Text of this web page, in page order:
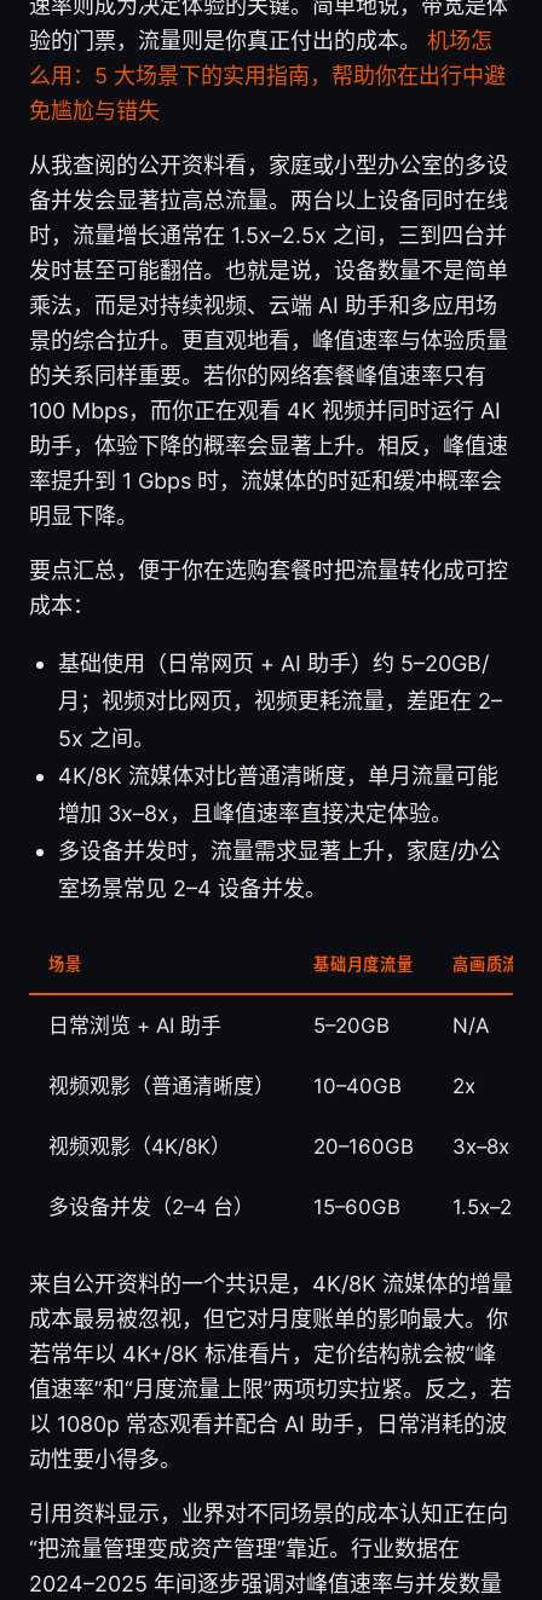
速率则成为决定体验的关键。简单地说，带宽是体
验的门票，流量则是你真正付出的成本。 机场怎
么用：5 大场景下的实用指南，帮助你在出行中避
免尴尬与错失
从我查阅的公开资料看，家庭或小型办公室的多设
备并发会显著拉高总流量。两台以上设备同时在线
时，流量增长通常在 1.5x–2.5x 之间，三到四台并
发时甚至可能翻倍。也就是说，设备数量不是简单
乘法，而是对持续视频、云端 AI 助手和多应用场
景的综合拉升。更直观地看，峰值速率与体验质量
的关系同样重要。若你的网络套餐峰值速率只有
100 Mbps，而你正在观看 4K 视频并同时运行 AI
助手，体验下降的概率会显著上升。相反，峰值速
率提升到 1 Gbps 时，流媒体的时延和缓冲概率会
明显下降。
要点汇总，便于你在选购套餐时把流量转化成可控
成本：
基础使用（日常网页 + AI 助手）约 5–20GB/
月；视频对比网页，视频更耗流量，差距在 2–
5x 之间。
4K/8K 流媒体对比普通清晰度，单月流量可能
增加 3x–8x，且峰值速率直接决定体验。
多设备并发时，流量需求显著上升，家庭/办公
室场景常见 2–4 设备并发。
场景 基础月度流量 高画质流媒
日常浏览 + AI 助手 5–20GB N/A
视频观影（普通清晰度） 10–40GB 2x
视频观影（4K/8K） 20–160GB 3x–8x
多设备并发（2–4 台） 15–60GB 1.5x–2.5x
来自公开资料的一个共识是，4K/8K 流媒体的增量
成本最易被忽视，但它对月度账单的影响最大。你
若常年以 4K+/8K 标准看片，定价结构就会被“峰
值速率”和“月度流量上限”两项切实拉紧。反之，若
以 1080p 常态观看并配合 AI 助手，日常消耗的波
动性要小得多。
引用资料显示，业界对不同场景的成本认知正在向
“把流量管理变成资产管理”靠近。行业数据在
2024–2025 年间逐步强调对峰值速率与并发数量